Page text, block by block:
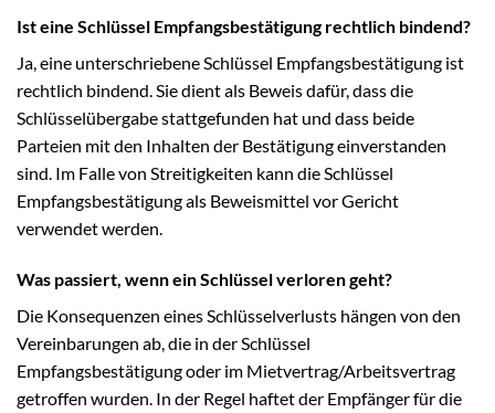
Ist eine Schlüssel Empfangsbestätigung rechtlich bindend?
Ja, eine unterschriebene Schlüssel Empfangsbestätigung ist
rechtlich bindend. Sie dient als Beweis dafür, dass die
Schlüsselübergabe stattgefunden hat und dass beide
Parteien mit den Inhalten der Bestätigung einverstanden
sind. Im Falle von Streitigkeiten kann die Schlüssel
Empfangsbestätigung als Beweismittel vor Gericht
verwendet werden.
Was passiert, wenn ein Schlüssel verloren geht?
Die Konsequenzen eines Schlüsselverlusts hängen von den
Vereinbarungen ab, die in der Schlüssel
Empfangsbestätigung oder im Mietvertrag/Arbeitsvertrag
getroffen wurden. In der Regel haftet der Empfänger für die